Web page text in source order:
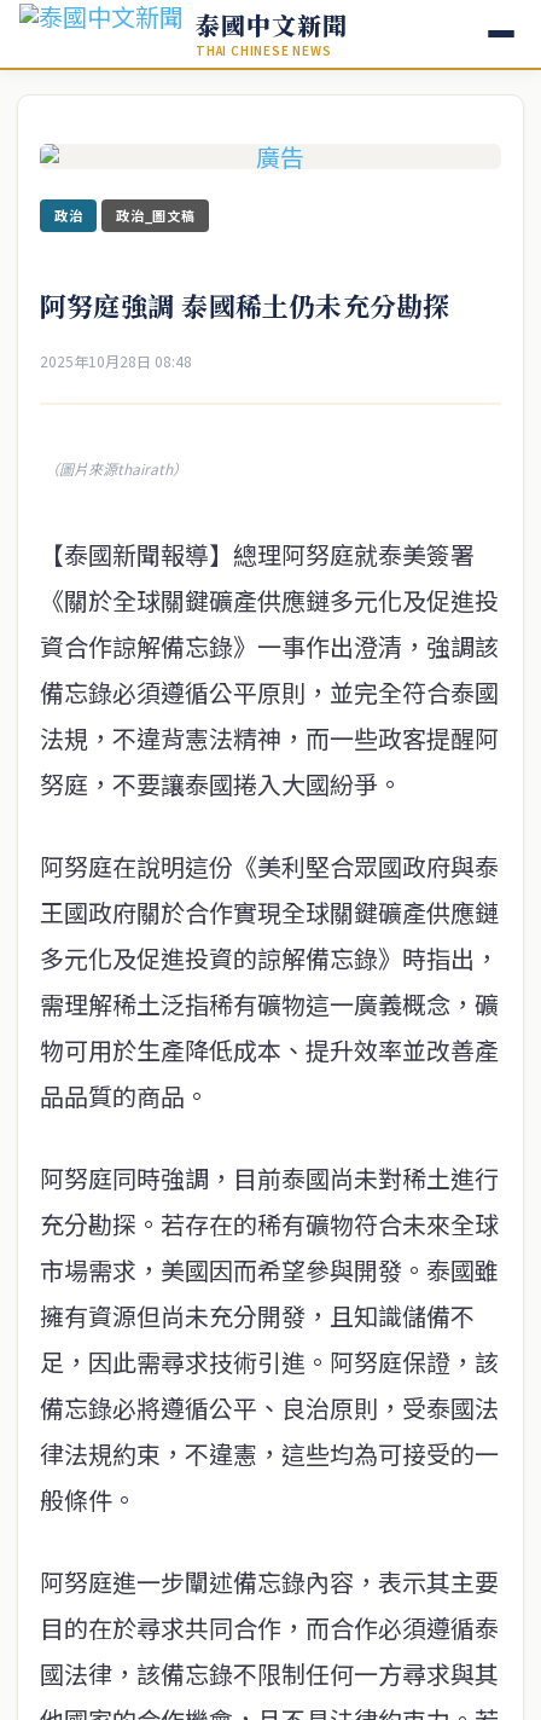
泰國中文新聞
THAI CHINESE NEWS
政治 政治_圖文稿
阿努庭強調 泰國稀土仍未充分勘探
2025年10月28日 08:48
（圖片來源thairath）
【泰國新聞報導】總理阿努庭就泰美簽署
《關於全球關鍵礦產供應鏈多元化及促進投
資合作諒解備忘錄》一事作出澄清，強調該
備忘錄必須遵循公平原則，並完全符合泰國
法規，不違背憲法精神，而一些政客提醒阿
努庭，不要讓泰國捲入大國紛爭。
阿努庭在說明這份《美利堅合眾國政府與泰
王國政府關於合作實現全球關鍵礦產供應鏈
多元化及促進投資的諒解備忘錄》時指出，
需理解稀土泛指稀有礦物這一廣義概念，礦
物可用於生產降低成本、提升效率並改善產
品品質的商品。
阿努庭同時強調，目前泰國尚未對稀土進行
充分勘探。若存在的稀有礦物符合未來全球
市場需求，美國因而希望參與開發。泰國雖
擁有資源但尚未充分開發，且知識儲備不
足，因此需尋求技術引進。阿努庭保證，該
備忘錄必將遵循公平、良治原則，受泰國法
律法規約束，不違憲，這些均為可接受的一
般條件。
阿努庭進一步闡述備忘錄內容，表示其主要
目的在於尋求共同合作，而合作必須遵循泰
國法律，該備忘錄不限制任何一方尋求與其